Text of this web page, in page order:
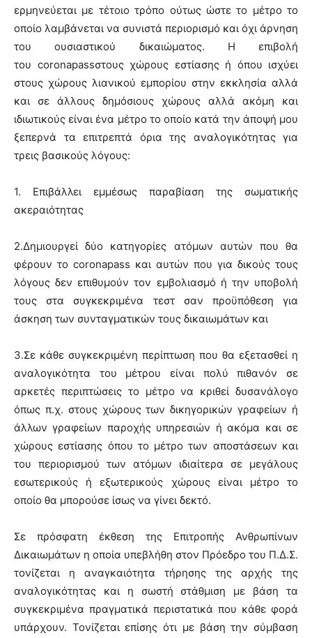
ερμηνεύεται με τέτοιο τρόπο ούτως ώστε το μέτρο το
οποίο λαμβάνεται να συνιστά περιορισμό και όχι άρνηση
του ουσιαστικού δικαιώματος. Η επιβολή
του coronapassστους χώρους εστίασης ή όπου ισχύει
στους χώρους λιανικού εμπορίου στην εκκλησία αλλά
και σε άλλους δημόσιους χώρους αλλά ακόμη και
ιδιωτικούς είναι ένα μέτρο το οποίο κατά την άποψή μου
ξεπερνά τα επιτρεπτά όρια της αναλογικότητας για
τρεις βασικούς λόγους:
1. Επιβάλλει εμμέσως παραβίαση της σωματικής
ακεραιότητας
2.Δημιουργεί δύο κατηγορίες ατόμων αυτών που θα
φέρουν το coronapass και αυτών που για δικούς τους
λόγους δεν επιθυμούν τον εμβολιασμό ή την υποβολή
τους στα συγκεκριμένα τεστ σαν προϋπόθεση για
άσκηση των συνταγματικών τους δικαιωμάτων και
3.Σε κάθε συγκεκριμένη περίπτωση που θα εξετασθεί η
αναλογικότητα του μέτρου είναι πολύ πιθανόν σε
αρκετές περιπτώσεις το μέτρο να κριθεί δυσανάλογο
όπως π.χ. στους χώρους των δικηγορικών γραφείων ή
άλλων γραφείων παροχής υπηρεσιών ή ακόμα και σε
χώρους εστίασης όπου το μέτρο των αποστάσεων και
του περιορισμού των ατόμων ιδιαίτερα σε μεγάλους
εσωτερικούς ή εξωτερικούς χώρους είναι μέτρο το
οποίο θα μπορούσε ίσως να γίνει δεκτό.
Σε πρόσφατη έκθεση της Επιτροπής Ανθρωπίνων
Δικαιωμάτων η οποία υπεβλήθη στον Πρόεδρο του Π.Δ.Σ.
τονίζεται η αναγκαιότητα τήρησης της αρχής της
αναλογικότητας και η σωστή στάθμιση με βάση τα
συγκεκριμένα πραγματικά περιστατικά που κάθε φορά
υπάρχουν. Τονίζεται επίσης ότι με βάση την σύμβαση